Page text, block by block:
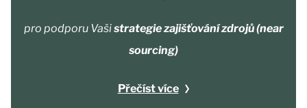
pro podporu Vašistrategie zajišťování zdrojů (near
sourcing)
Přečíst více